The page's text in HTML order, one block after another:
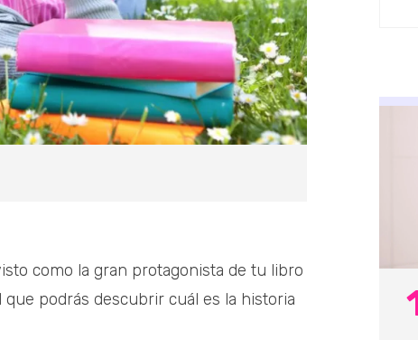
como la gran protagonista de tu libro
podrás descubrir cuál es la historia